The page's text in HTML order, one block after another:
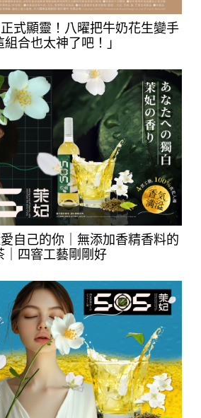
式顯靈！八曜把牛奶花生變手
合也太神了吧！」
自己的你｜無添加香精香料的
四窨工藝剛剛好